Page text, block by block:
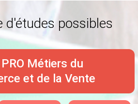
d'études possibles
PRO Métiers du
et de la Vente